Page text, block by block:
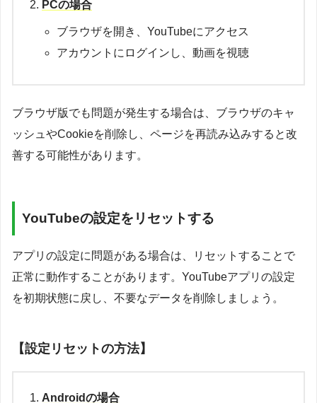
PCの場合
ブラウザを開き、YouTubeにアクセス
アカウントにログインし、動画を視聴
ブラウザ版でも問題が発生する場合は、ブラウザのキャ
ッシュやCookieを削除し、ページを再読み込みすると改
善する可能性があります。
YouTubeの設定をリセットする
アプリの設定に問題がある場合は、リセットすることで
正常に動作することがあります。YouTubeアプリの設定
を初期状態に戻し、不要なデータを削除しましょう。
【設定リセットの方法】
Androidの場合